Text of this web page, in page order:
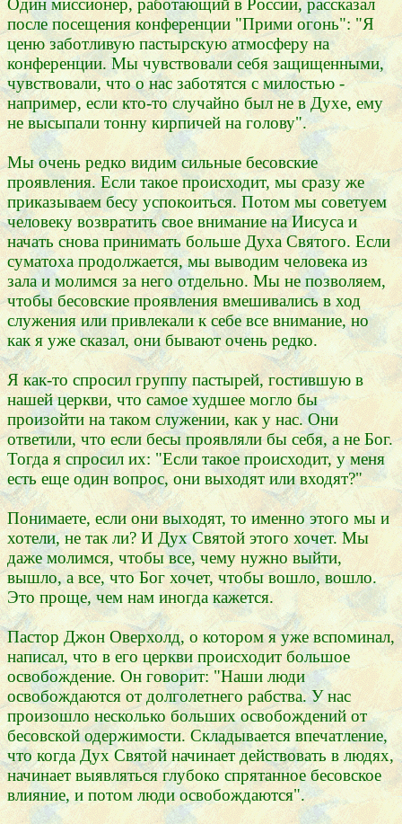
Один миссионер, работающий в России, рассказал
после посещения конференции "Прими огонь": "Я
ценю заботливую пастырскую атмосферу на
конференции. Мы чувствовали себя защищенными,
чувствовали, что о нас заботятся с милостью -
например, если кто-то случайно был не в Духе, ему
не высыпали тонну кирпичей на голову".
Мы очень редко видим сильные бесовские
проявления. Если такое происходит, мы сразу же
приказываем бесу успокоиться. Потом мы советуем
человеку возвратить свое внимание на Иисуса и
начать снова принимать больше Духа Святого. Если
суматоха продолжается, мы выводим человека из
зала и молимся за него отдельно. Мы не позволяем,
чтобы бесовские проявления вмешивались в ход
служения или привлекали к себе все внимание, но
как я уже сказал, они бывают очень редко.
Я как-то спросил группу пастырей, гостившую в
нашей церкви, что самое худшее могло бы
произойти на таком служении, как у нас. Они
ответили, что если бесы проявляли бы себя, а не Бог.
Тогда я спросил их: "Если такое происходит, у меня
есть еще один вопрос, они выходят или входят?"
Понимаете, если они выходят, то именно этого мы и
хотели, не так ли? И Дух Святой этого хочет. Мы
даже молимся, чтобы все, чему нужно выйти,
вышло, а все, что Бог хочет, чтобы вошло, вошло.
Это проще, чем нам иногда кажется.
Пастор Джон Оверхолд, о котором я уже вспоминал,
написал, что в его церкви происходит большое
освобождение. Он говорит: "Наши люди
освобождаются от долголетнего рабства. У нас
произошло несколько больших освобождений от
бесовской одержимости. Складывается впечатление,
что когда Дух Святой начинает действовать в людях,
начинает выявляться глубоко спрятанное бесовское
влияние, и потом люди освобождаются".